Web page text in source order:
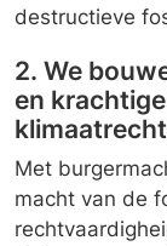
destructieve
2. We
en
Met
macht van de